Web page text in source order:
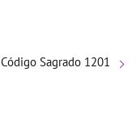
Código Sagrado 1201